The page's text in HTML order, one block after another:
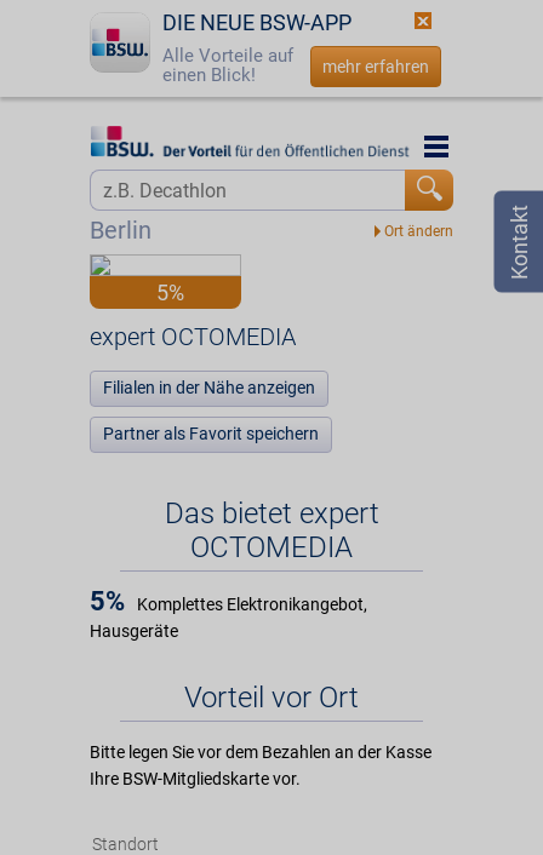
DIE NEUE BSW-APP
Alle Vorteile auf
einen Blick!
mehr erfahren
Startseite
Login
Berlin
Startseite
5%
expert OCTOMEDIA
Filialen in der Nähe anzeigen
Partner als Favorit speichern
Das bietet expert
OCTOMEDIA
5%
Komplettes Elektronikangebot,
Hausgeräte
Vorteil vor Ort
Bitte legen Sie vor dem Bezahlen an der Kasse
Ihre BSW-Mitgliedskarte vor.
Standort